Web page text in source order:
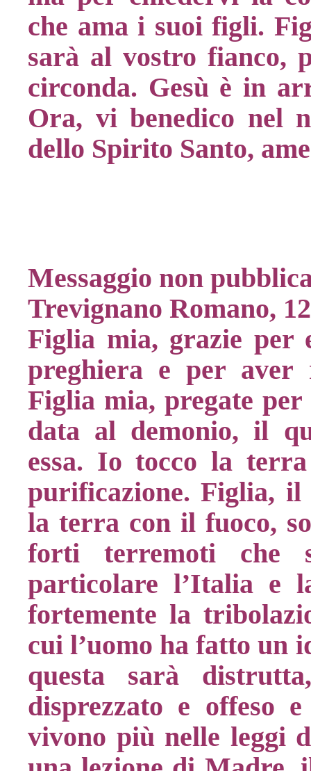
che ama i suoi figli.
sarà al vostro fianco,
circonda. Gesù è in
Ora, vi benedico nel
dello Spirito Santo,
Messaggio non
Trevignano Romano,
Figlia mia, grazie per
preghiera e per aver
Figlia mia, pregate
data al demonio, il
essa. Io tocco la
purificazione. Figlia,
la terra con il fuoco,
forti terremoti che
particolare l’Italia e
fortemente la
cui l’uomo ha fatto un
questa sarà
disprezzato e offeso
vivono più nelle leggi